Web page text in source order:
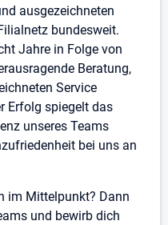
ausgezeichneten
bundesweit.
Jahre in Folge von
Beratung,
Service
Erfolg spiegelt das
unseres Teams
bei uns an
im Mittelpunkt? Dann
und bewirb dich